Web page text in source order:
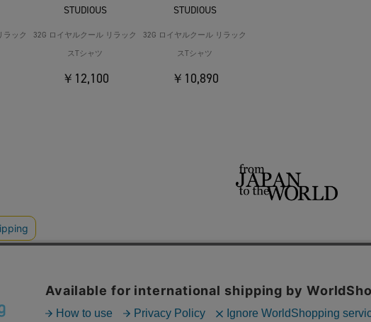
ラック
STUDIOUS
32G ロイヤルクール リラック
スTシャツ
￥12,100
STUDIOUS
32G ロイヤルクール リラック
スTシャツ
￥10,890
コーポレートサイト 採用サイト THE TOKYO CONZ UNITED TOKYO PUBLIC